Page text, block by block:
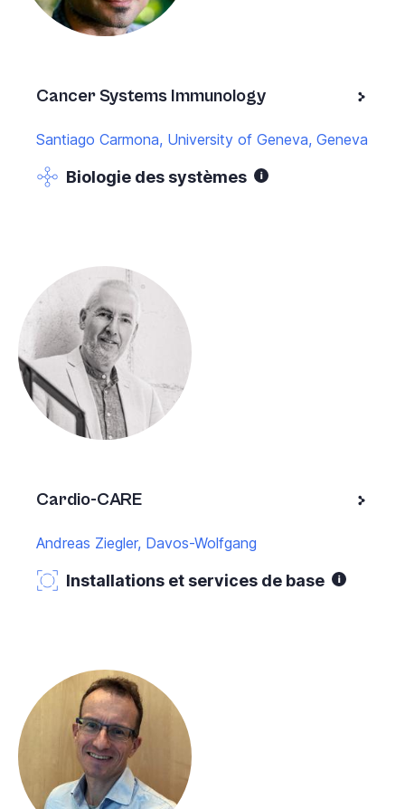
Cancer Systems Immunology
Santiago Carmona, University of Geneva, Geneva
Biologie des systèmes
Cardio-CARE
Andreas Ziegler, Davos-Wolfgang
Installations et services de base